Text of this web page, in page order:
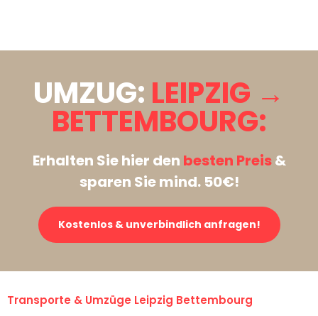
UMZUG: LEIPZIG →
BETTEMBOURG:
Erhalten Sie hier den besten Preis&
sparen Sie mind. 50€!
Kostenlos & unverbindlich anfragen!
Transporte & Umzüge Leipzig Bettembourg